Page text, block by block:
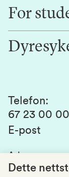
Alumni
Kontakt oss
Forskning
Innovasjon
For
Studier og
Si fra om
Telefon:
67 23 00 00
E-post
Adresse:
Postboks 5003
Dette